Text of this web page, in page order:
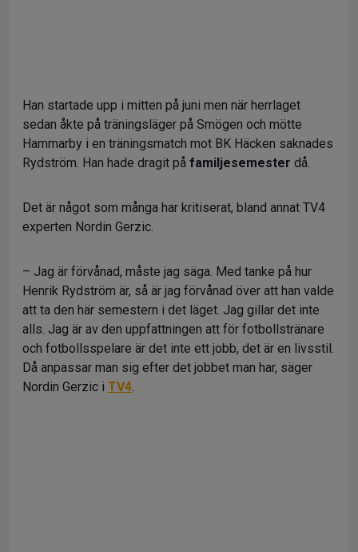
Han startade upp i mitten på juni men när herrlaget
sedan åkte på träningsläger på Smögen och mötte
Hammarby i en träningsmatch mot BK Häcken saknades
Rydström. Han hade dragit på familjesemester då.
Det är något som många har kritiserat, bland annat TV4
experten Nordin Gerzic.
– Jag är förvånad, måste jag säga. Med tanke på hur
Henrik Rydström är, så är jag förvånad över att han valde
att ta den här semestern i det läget. Jag gillar det inte
alls. Jag är av den uppfattningen att för fotbollstränare
och fotbollsspelare är det inte ett jobb, det är en livsstil.
Då anpassar man sig efter det jobbet man har, säger
Nordin Gerzic i TV4.